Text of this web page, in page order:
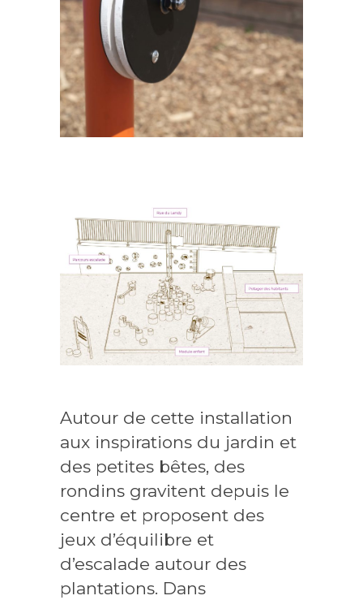
Autour de cette installation
aux inspirations du jardin et
des petites bêtes, des
rondins gravitent depuis le
centre et proposent des
jeux d’équilibre et
d’escalade autour des
plantations. Dans